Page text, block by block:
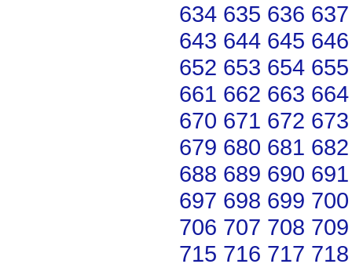
634 635 636 637
643 644 645 646
652 653 654 655
661 662 663 664
670 671 672 673
679 680 681 682
688 689 690 691
697 698 699 700
706 707 708 709
715 716 717 718